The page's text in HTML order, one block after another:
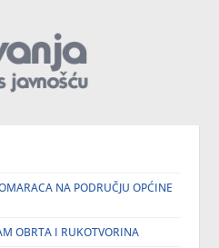
NA PODRUČJU OPĆINE
OBRTA I RUKOTVORINA